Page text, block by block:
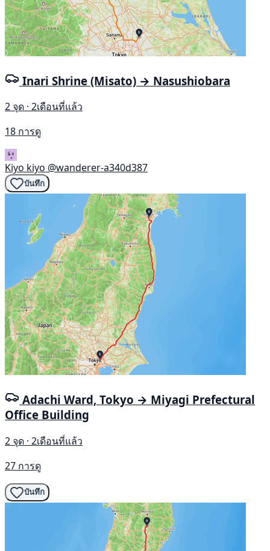
Inari Shrine (Misato) → Nasushiobara
2 จุด · 2เดือนที่แล้ว
18 การดู
Kiyo kiyo @wanderer-a340d387
บันทึก
Adachi Ward, Tokyo → Miyagi Prefectural
Office Building
2 จุด · 2เดือนที่แล้ว
27 การดู
บันทึก